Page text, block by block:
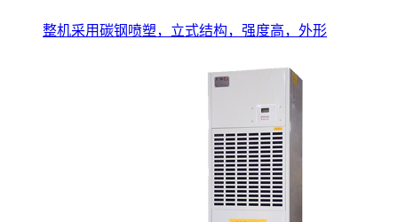
整机采用碳钢喷塑，立式结构，强度高，外形